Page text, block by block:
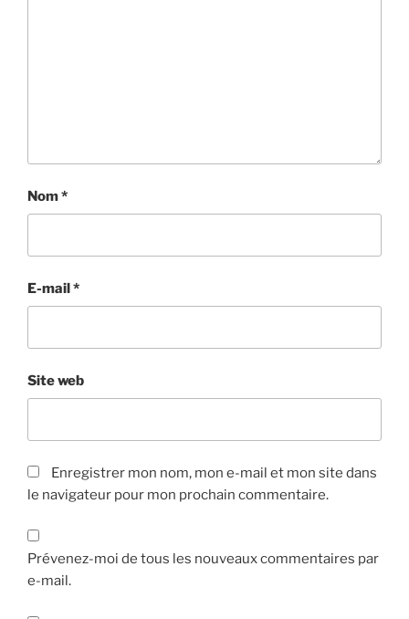
Nom*
E-mail*
Site web
Enregistrer mon nom, mon e-mail et mon site dans
le navigateur pour mon prochain commentaire.
Prévenez-moi de tous les nouveaux commentaires par
e-mail.